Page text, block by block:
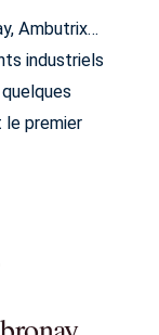
Ambutrix…
industriels
le premier